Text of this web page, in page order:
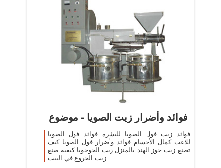
فوائد وأضرار زيت الصويا - موضوع
فوائد زيت فول الصويا للبشرة فوائد فول الصويا
للاعب كمال الأجسام فوائد وأضرار فول الصويا كيف
تصنع زيت جوز الهند بالمنزل زيت الجوجوبا كيفية صنع
زيت الخروع في البيت